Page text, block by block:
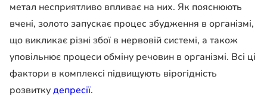
метал несприятливо впливає на них. Як пояснюють
вчені, золото запускає процес збудження в організмі,
що викликає різні збої в нервовій системі, а також
уповільнює процеси обміну речовин в організмі. Всі ці
фактори в комплексі підвищують вірогідність
розвиткудепресії.